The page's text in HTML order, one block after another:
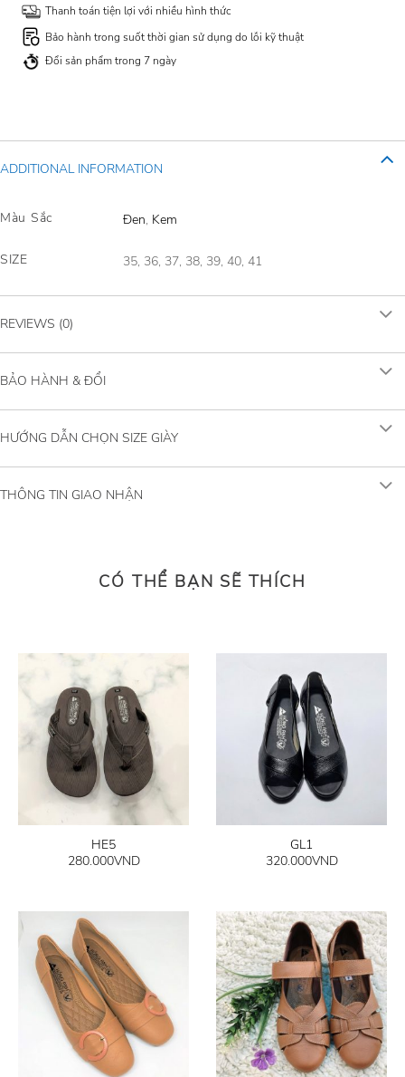
Thanh toán tiện lợi với nhiều hình thức
Bảo hành trong suốt thời gian sử dụng do lỗi kỹ thuật
Đổi sản phẩm trong 7 ngày
ADDITIONAL INFORMATION
Màu Sắc Đen, Kem
SIZE 35, 36, 37, 38, 39, 40, 41
REVIEWS (0)
BẢO HÀNH & ĐỔI
HƯỚNG DẪN CHỌN SIZE GIÀY
THÔNG TIN GIAO NHẬN
CÓ THỂ BẠN SẼ THÍCH
HE5
280.000VND
GL1
320.000VND